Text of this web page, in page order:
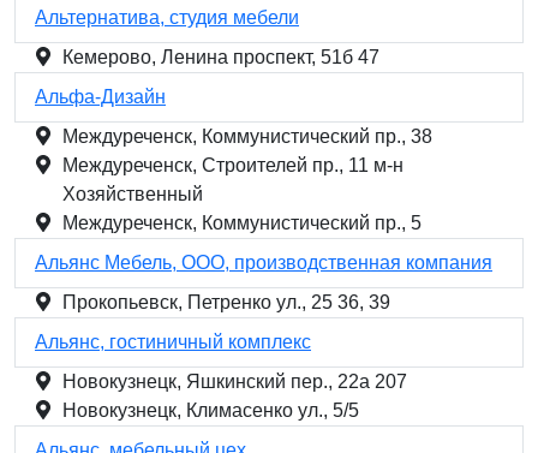
Альтернатива, студия мебели
Кемерово, Ленина проспект, 51б 47
Альфа-Дизайн
Междуреченск, Коммунистический пр., 38
Междуреченск, Строителей пр., 11 м-н
Хозяйственный
Междуреченск, Коммунистический пр., 5
Альянс Мебель, ООО, производственная компания
Прокопьевск, Петренко ул., 25 36, 39
Альянс, гостиничный комплекс
Новокузнецк, Яшкинский пер., 22а 207
Новокузнецк, Климасенко ул., 5/5